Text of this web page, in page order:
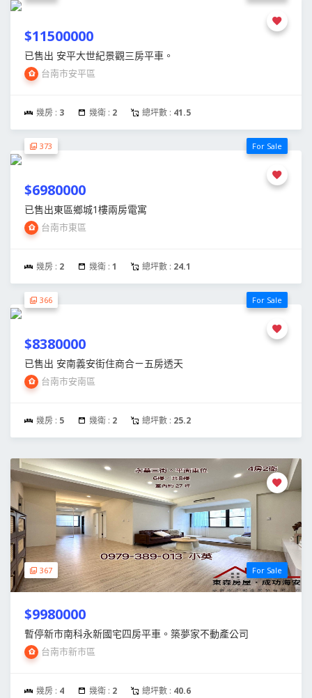
$11500000
已售出 安平大世紀景觀三房平車。
台南市安平區
幾房 : 3 幾衛 : 2 總坪數 : 41.5
373 For Sale
$6980000
已售出東區鄉城1樓兩房電寓
台南市東區
幾房 : 2 幾衛 : 1 總坪數 : 24.1
366 For Sale
$8380000
已售出 安南義安街住商合ㄧ五房透天
台南市安南區
幾房 : 5 幾衛 : 2 總坪數 : 25.2
367 For Sale
$9980000
暫停新市南科永新國宅四房平車。築夢家不動產公司
台南市新市區
幾房 : 4 幾衛 : 2 總坪數 : 40.6